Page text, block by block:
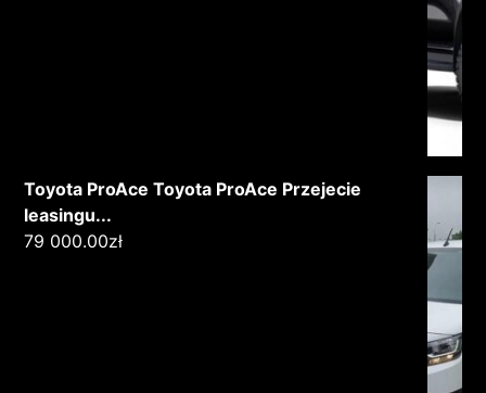
Toyota ProAce Toyota ProAce Przejecie
leasingu...
79 000.00zł